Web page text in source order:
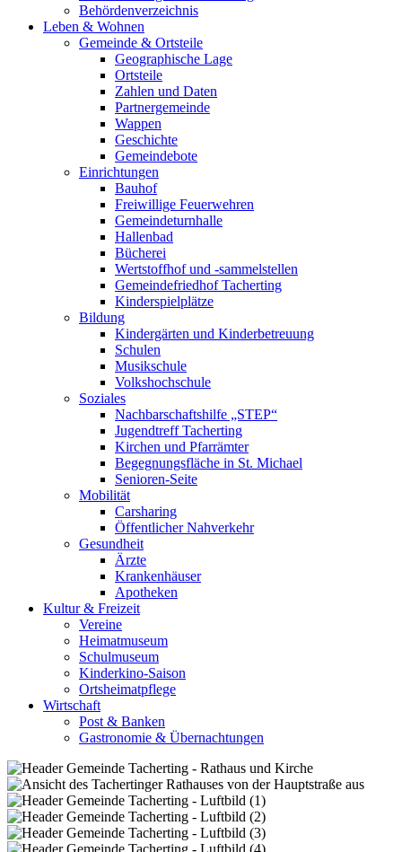
Behördenverzeichnis
Leben & Wohnen
Gemeinde & Ortsteile
Geographische Lage
Ortsteile
Zahlen und Daten
Partnergemeinde
Wappen
Geschichte
Gemeindebote
Einrichtungen
Bauhof
Freiwillige Feuerwehren
Gemeindeturnhalle
Hallenbad
Bücherei
Wertstoffhof und -sammelstellen
Gemeindefriedhof Tacherting
Kinderspielplätze
Bildung
Kindergärten und Kinderbetreuung
Schulen
Musikschule
Volkshochschule
Soziales
Nachbarschaftshilfe „STEP“
Jugendtreff Tacherting
Kirchen und Pfarrämter
Begegnungsfläche in St. Michael
Senioren-Seite
Mobilität
Carsharing
Öffentlicher Nahverkehr
Gesundheit
Ärzte
Krankenhäuser
Apotheken
Kultur & Freizeit
Vereine
Heimatmuseum
Schulmuseum
Kinderkino-Saison
Ortsheimatpflege
Wirtschaft
Post & Banken
Gastronomie & Übernachtungen